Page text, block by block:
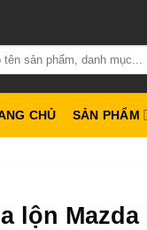
CHỦ SẢN PHẨM
lộn